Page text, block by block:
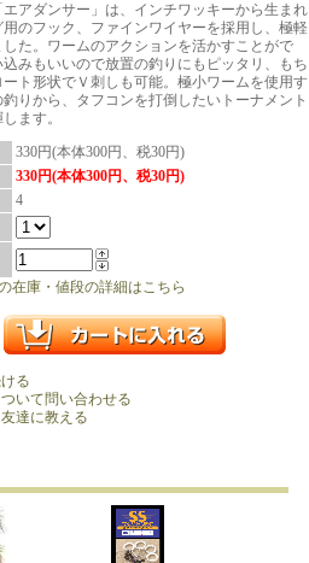
エアダンサー」は、インチワッキーから生まれ
のフック、ファインワイヤーを採用し、極軽
た。ワームのアクションを活かすことがで
込みもいいので放置の釣りにもピッタリ、もち
ト形状でＶ刺しも可能。極小ワームを使用す
りから、タフコンを打倒したいトーナメント
ます。
330円(本体300円、税30円)
330円(本体300円、税30円)
4
在庫・値段の詳細はこちら
る
いて問い合わせる
達に教える